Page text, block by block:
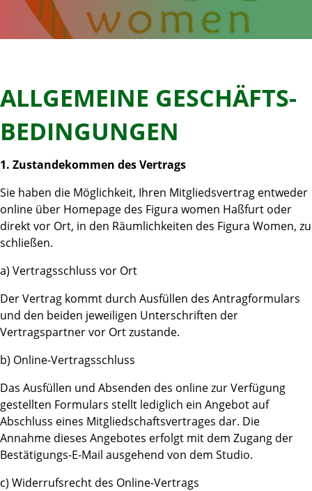
ALLGEMEINE GESCHÄFTS­
BEDINGUNGEN
1. Zustandekommen des Vertrags
Sie haben die Möglichkeit, Ihren Mitgliedsvertrag entweder
online über Homepage des Figura women Haßfurt oder
direkt vor Ort, in den Räumlichkeiten des Figura Women, zu
schließen.
a) Vertragsschluss vor Ort
Der Vertrag kommt durch Ausfüllen des Antragformulars
und den beiden jeweiligen Unterschriften der
Vertragspartner vor Ort zustande.
b) Online-Vertragsschluss
Das Ausfüllen und Absenden des online zur Verfügung
gestellten Formulars stellt lediglich ein Angebot auf
Abschluss eines Mitgliedschaftsvertrages dar. Die
Annahme dieses Angebotes erfolgt mit dem Zugang der
Bestätigungs-E-Mail ausgehend von dem Studio.
c) Widerrufsrecht des Online-Vertrags